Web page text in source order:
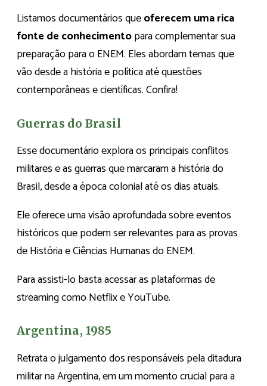
Listamos documentários queoferecem uma rica
fonte de conhecimentoparacomplementar sua
preparação para o ENEM. Eles abordam temas que
vão desde a história e política até questões
contemporâneas e científicas. Confira!
Guerras do Brasil
Esse documentário explora os principais conflitos
militares e as guerras que marcaram a história do
Brasil, desde a época colonial até os dias atuais.
Ele oferece uma visão aprofundada sobre eventos
históricos que podem ser relevantes para as provas
de História e Ciências Humanas do ENEM.
Para assisti-lo basta acessar as plataformas de
streaming como Netflix e YouTube.
Argentina, 1985
Retrata o julgamento dos responsáveis pela ditadura
militar na Argentina, em um momento crucial para a